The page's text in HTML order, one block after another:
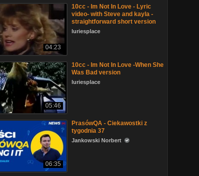
04:23
10cc - Im Not In Love - Lyric
video- with Steve and kayla -
straightforward short version
luriesplace
05:46
10cc - Im Not In Love -When She
Was Bad version
luriesplace
06:35
PrasówQA - Ciekawostki z
tygodnia 37
Jankowski Norbert